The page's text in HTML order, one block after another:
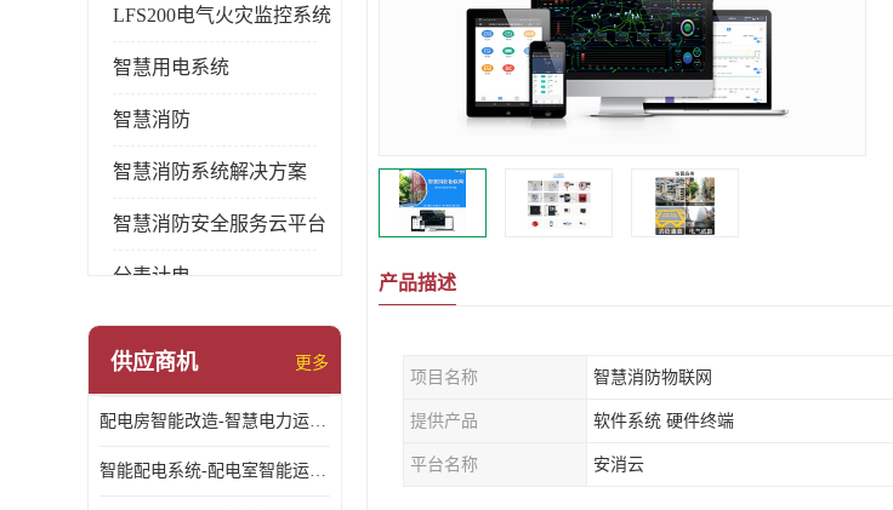
LFS200电气火灾监控系统
智慧用电系统
智慧消防
智慧消防系统解决方案
智慧消防安全服务云平台
分表计电
环保用电监管系统
供应商机 更多
配电房智能改造-智慧电力运维云平台
智能配电系统-配电室智能运维监控系统-智能化配电系统平台厂家
产品描述
项目名称 智慧消防物联网
提供产品 软件系统 硬件终端
平台名称 安消云